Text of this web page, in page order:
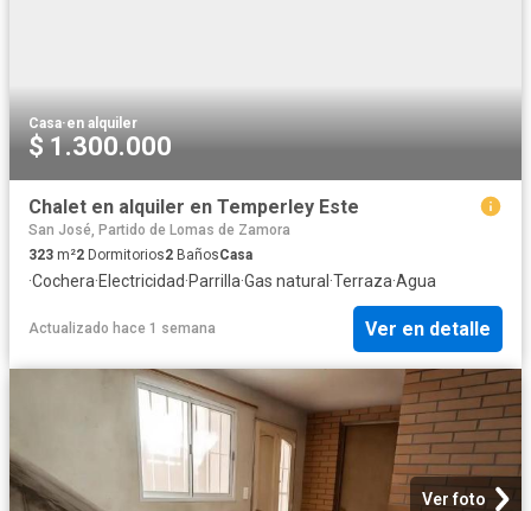
Casa·en alquiler
$ 1.300.000
Chalet en alquiler en Temperley Este
San José, Partido de Lomas de Zamora
323 m²2 Dormitorios2 BañosCasa
·Cochera·Electricidad·Parrilla·Gas natural·Terraza·Agua
Actualizado hace 1 semana Ver en detalle
Ver foto